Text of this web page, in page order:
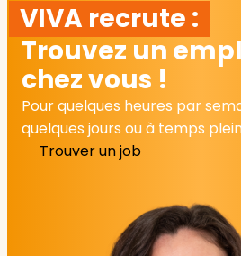
VIVA recrute :
Trouvez un
chez vous !
Pour quelques heures par
quelques jours ou à temps
Trouver un job